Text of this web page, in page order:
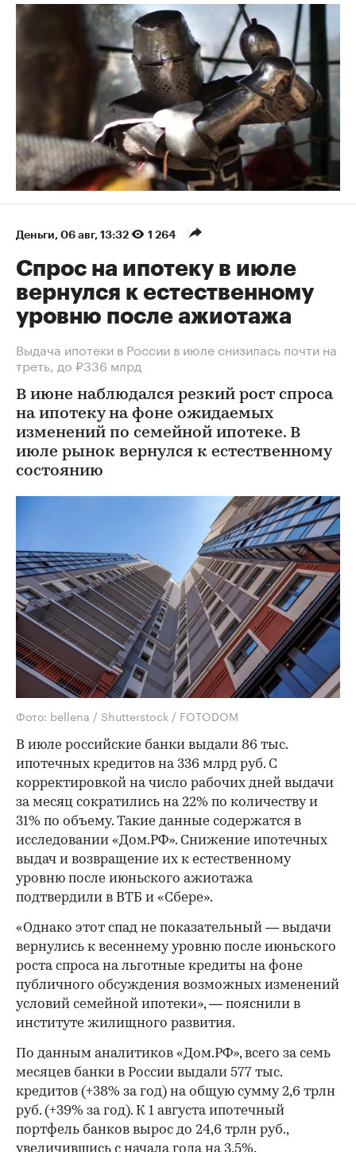
Деньги⁠, 06 авг, 13:32 1 264
Спрос на ипотеку в июле
вернулся к естественному
уровню после ажиотажа
Выдача ипотеки в России в июле снизилась почти на
треть, до ₽336 млрд
В июне наблюдался резкий рост спроса
на ипотеку на фоне ожидаемых
изменений по семейной ипотеке. В
июле рынок вернулся к естественному
состоянию
Фото: bellena / Shutterstock / FOTODOM
В июле российские банки выдали 86 тыс.
ипотечных кредитов на 336 млрд руб. С
корректировкой на число рабочих дней выдачи
за месяц сократились на 22% по количеству и
31% по объему. Такие данные содержатся в
исследовании «Дом.РФ». Снижение ипотечных
выдач и возвращение их к естественному
уровню после июньского ажиотажа
подтвердили в ВТБ и «Сбере».
«Однако этот спад не показательный — выдачи
вернулись к весеннему уровню после июньского
роста спроса на льготные кредиты на фоне
публичного обсуждения возможных изменений
условий семейной ипотеки», — пояснили в
институте жилищного развития.
По данным аналитиков «Дом.РФ», всего за семь
месяцев банки в России выдали 577 тыс.
кредитов (+38% за год) на общую сумму 2,6 трлн
руб. (+39% за год). К 1 августа ипотечный
портфель банков вырос до 24,6 трлн руб.,